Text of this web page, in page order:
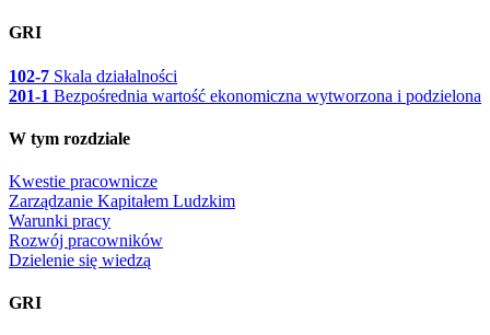
GRI
102-7 Skala działalności
201-1 Bezpośrednia wartość ekonomiczna wytworzona i podzielona
W tym rozdziale
Kwestie pracownicze
Zarządzanie Kapitałem Ludzkim
Warunki pracy
Rozwój pracowników
Dzielenie się wiedzą
GRI